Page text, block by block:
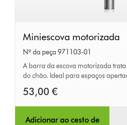
Miniescova
motorizada
Miniescova motorizada
Nº da peça 971103-01
A barra da escova motorizada
do chão. Ideal para espaços
53,00 €
Adicionar ao cesto de